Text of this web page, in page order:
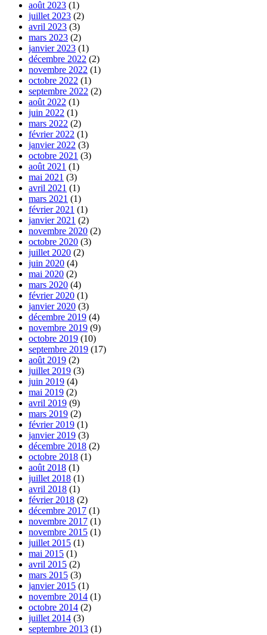
août 2023 (1)
juillet 2023 (2)
avril 2023 (3)
mars 2023 (2)
janvier 2023 (1)
décembre 2022 (2)
novembre 2022 (1)
octobre 2022 (1)
septembre 2022 (2)
août 2022 (1)
juin 2022 (1)
mars 2022 (2)
février 2022 (1)
janvier 2022 (3)
octobre 2021 (3)
août 2021 (1)
mai 2021 (3)
avril 2021 (1)
mars 2021 (1)
février 2021 (1)
janvier 2021 (2)
novembre 2020 (2)
octobre 2020 (3)
juillet 2020 (2)
juin 2020 (4)
mai 2020 (2)
mars 2020 (4)
février 2020 (1)
janvier 2020 (3)
décembre 2019 (4)
novembre 2019 (9)
octobre 2019 (10)
septembre 2019 (17)
août 2019 (2)
juillet 2019 (3)
juin 2019 (4)
mai 2019 (2)
avril 2019 (9)
mars 2019 (2)
février 2019 (1)
janvier 2019 (3)
décembre 2018 (2)
octobre 2018 (1)
août 2018 (1)
juillet 2018 (1)
avril 2018 (1)
février 2018 (2)
décembre 2017 (1)
novembre 2017 (1)
novembre 2015 (1)
juillet 2015 (1)
mai 2015 (1)
avril 2015 (2)
mars 2015 (3)
janvier 2015 (1)
novembre 2014 (1)
octobre 2014 (2)
juillet 2014 (3)
septembre 2013 (1)